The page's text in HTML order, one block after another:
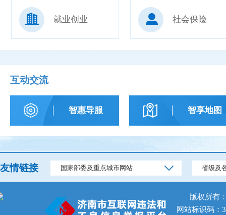
就业创业 社会保险
互动交流
智惠导服 智享地图
友情链接 国家部委及重点城市网站 省级及
版权所有
网站标识码：